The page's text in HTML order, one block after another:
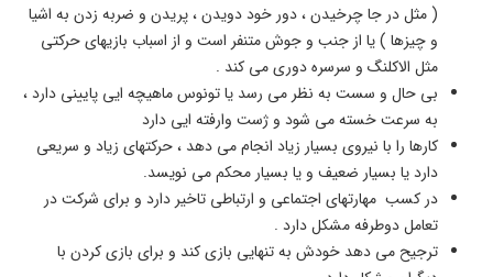
( مثل در جا چرخیدن ، دور خود دویدن ، پریدن و ضربه زدن به اشیا
و چیزها ) یا از جنب و جوش متنفر است و از اسباب بازیهای حرکتی
مثل الاکلنگ و سرسره دوری می کند .
بی حال و سست به نظر می رسد یا تونوس ماهیچه ایی پایینی دارد ،
به سرعت خسته می شود و ژست وارفته ایی دارد
کارها را با نیروی بسیار زیاد انجام می دهد ، حرکتهای زیاد و سریعی
دارد یا بسیار ضعیف و یا بسیار محکم می نویسد.
در کسب مهارتهای اجتماعی و ارتباطی تاخیر دارد و برای شرکت در
تعامل دوطرفه مشکل دارد .
ترجیح می دهد خودش به تنهایی بازی کند و برای بازی کردن با